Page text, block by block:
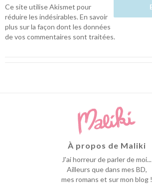
Ce site utilise Akismet pour
réduire les indésirables.En savoir
plus sur la façon dont les données
de vos commentaires sont traitées.
À propos de Maliki
J'ai horreur de parler de moi...
Ailleurs que dans mes BD,
mes romans et sur mon blog !